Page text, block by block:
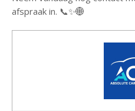
afspraak in. 📞✨🌐